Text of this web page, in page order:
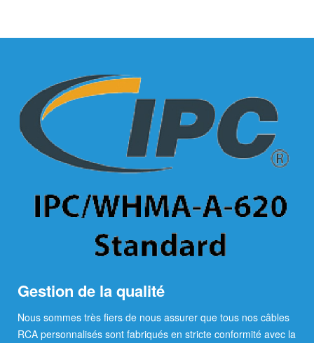
Gestion de la qualité
Nous sommes très fiers de nous assurer que tous nos câbles
RCA personnalisés sont fabriqués en stricte conformité avec la